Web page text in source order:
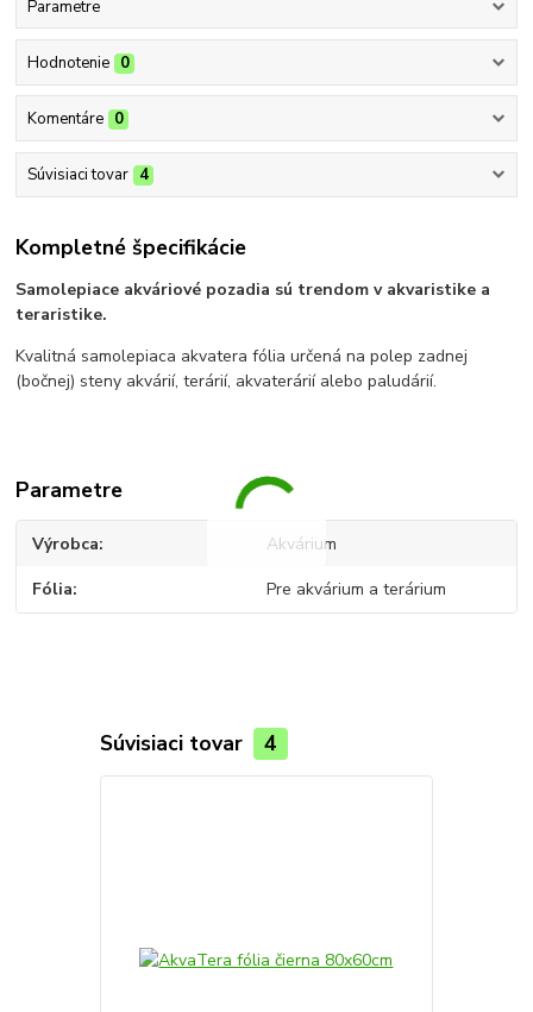
Parametre
Hodnotenie 0
Komentáre 0
Súvisiaci tovar 4
Kompletné špecifikácie
Samolepiace akváriové pozadia sú trendom v akvaristike a
teraristike.
Kvalitná samolepiaca akvatera fólia určená na polep zadnej
(bočnej) steny akvárií, terárií, akvaterárií alebo paludárií.
Parametre
Výrobca Akvárium
Fólia Pre akvárium a terárium
Súvisiaci tovar 4